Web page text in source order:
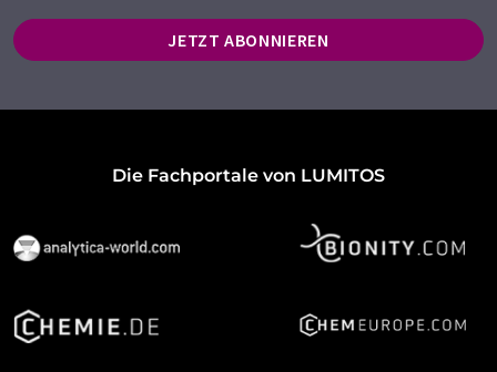
JETZT ABONNIEREN
Die Fachportale von LUMITOS